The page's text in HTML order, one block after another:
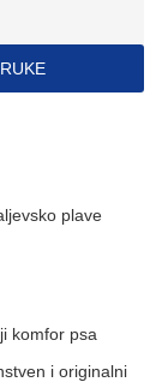
plave
komfor psa
i originalni